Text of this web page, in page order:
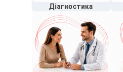
Діагностика